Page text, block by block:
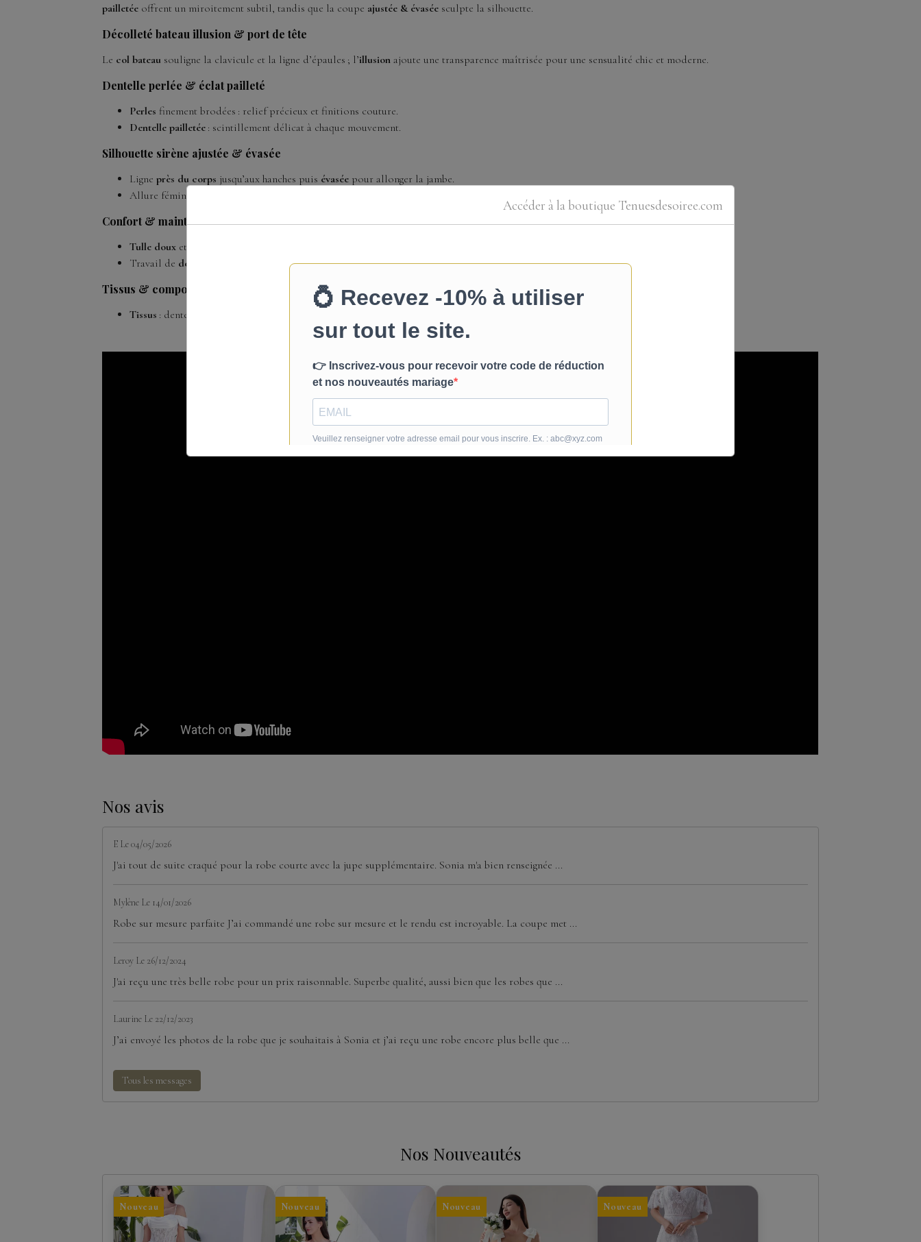
pailletée offrent un miroitement subtil, tandis que la coupe ajustée & évasée sculpte la silhouette.
Décolleté bateau illusion & port de tête
Le col bateau souligne la clavicule et la ligne d’épaules ; l’illusion ajoute une transparence maîtrisée pour une sensualité chic et moderne.
Dentelle perlée & éclat pailleté
Perles finement brodées : relief précieux et finitions couture.
Dentelle pailletée : scintillement délicat à chaque mouvement.
Silhouette sirène ajustée & évasée
Ligneprès du corps jusqu’aux hanches puis évasée pour allonger la jambe.
Allure féminine et assurée, idéale pour la cérémonie et la réception.
Confort & maintien
Tulle doux et
Travail de dentelle qui épouse le buste avec maintien et légèreté.
Tissus & composition
Tissus : dentelle perlée, dentelle pailletée, tulle doux, doublure, filet.
Nos avis
E Le 04/05/2026
J'ai tout de suite craqué pour la robe courte avec la jupe supplémentaire. Sonia m'a bien renseignée ...
Mylène Le 14/01/2026
Robe sur mesure parfaite J’ai commandé une robe sur mesure et le rendu est incroyable. La coupe met ...
Leroy Le 26/12/2024
J'ai reçu une très belle robe pour un prix raisonnable. Superbe qualité, aussi bien que les robes que ...
Laurine Le 22/12/2023
J’ai envoyé les photos de la robe que je souhaitais à Sonia et j’ai reçu une robe encore plus belle que ...
Tous les messages
Nos Nouveautés
Nouveau Nouveau Nouveau Nouveau
Accéder à la boutique Tenuesdesoiree.com